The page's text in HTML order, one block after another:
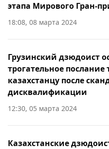
этапа Мирового Гран-
18:08, 08 марта 2024
Грузинский дзюдоист
трогательное послание
казахстанцу после
дисквалификации
12:30, 05 марта 2024
Казахстанские